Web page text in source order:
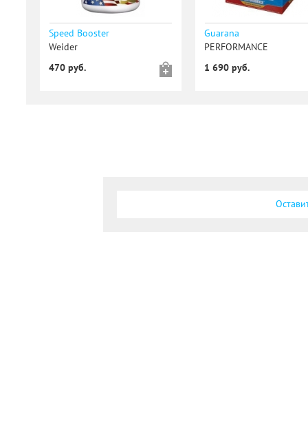
Speed Booster
Weider
470 руб.
Guarana
PERFORMANCE
1 690 руб.